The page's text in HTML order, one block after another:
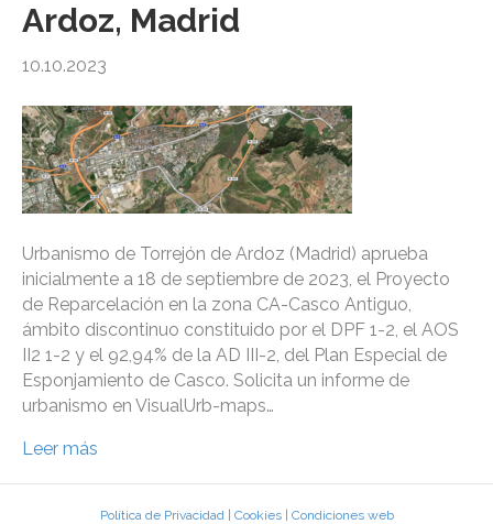
Ardoz, Madrid
10.10.2023
Urbanismo de Torrejón de Ardoz (Madrid) aprueba
inicialmente a 18 de septiembre de 2023, el Proyecto
de Reparcelación en la zona CA-Casco Antiguo,
ámbito discontinuo constituido por el DPF 1-2, el AOS
II2 1-2 y el 92,94% de la AD III-2, del Plan Especial de
Esponjamiento de Casco. Solicita un informe de
urbanismo en VisualUrb-maps…
Leer más
Política de Privacidad| Cookies| Condiciones web